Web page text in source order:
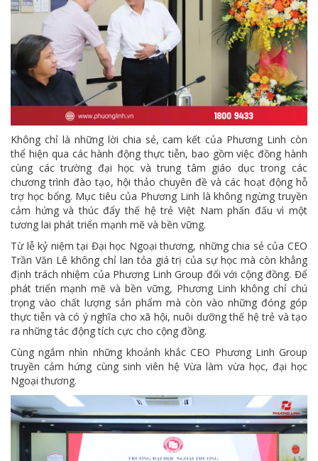
Không chỉ là những lời chia sẻ, cam kết của Phương Linh còn
thể hiện qua các hành động thực tiễn, bao gồm việc đồng hành
cùng các trường đại học và trung tâm giáo dục trong các
chương trình đào tạo, hội thảo chuyên đề và các hoạt động hỗ
trợ học bổng. Mục tiêu của Phương Linh là không ngừng truyền
cảm hứng và thúc đẩy thế hệ trẻ Việt Nam phấn đấu vì một
tương lai phát triển mạnh mẽ và bền vững.
Từ lễ kỷ niệm tại Đại học Ngoại thương, những chia sẻ của CEO
Trần Văn Lê không chỉ lan tỏa giá trị của sự học mà còn khẳng
định trách nhiệm của Phương Linh Group đối với cộng đồng. Để
phát triển mạnh mẽ và bền vững, Phương Linh không chỉ chú
trọng vào chất lượng sản phẩm mà còn vào những đóng góp
thực tiễn và có ý nghĩa cho xã hội, nuôi dưỡng thế hệ trẻ và tạo
ra những tác động tích cực cho cộng đồng.
Cùng ngắm nhìn những khoảnh khắc CEO Phương Linh Group
truyền cảm hứng cùng sinh viên hệ Vừa làm vừa học, đại học
Ngoại thương.